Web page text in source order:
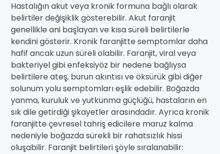
Hastalığın akut veya kronik formuna bağlı olarak
belirtiler değişiklik gösterebilir. Akut faranjit
genellikle ani başlayan ve kısa süreli belirtilerle
kendini gösterir. Kronik faranjitte semptomlar daha
hafif ancak uzun süreli olabilir. Faranjit, viral veya
bakteriyel gibi enfeksiyöz bir nedene bağlıysa
belirtilere ateş, burun akıntısı ve öksürük gibi diğer
solunum yolu semptomları eşlik edebilir. Boğazda
yanma, kuruluk ve yutkunma güçlüğü, hastaların en
sık dile getirdiği şikayetler arasındadır. Ayrıca kronik
faranjitte çevresel tahriş edicilere maruz kalma
nedeniyle boğazda sürekli bir rahatsızlık hissi
oluşabilir. Faranjit belirtileri şöyle sıralanabilir: